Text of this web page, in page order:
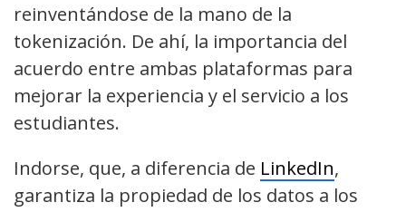
reinventándose de la mano de la
tokenización. De ahí, la importancia del
acuerdo entre ambas plataformas para
mejorar la experiencia y el servicio a los
estudiantes.
Indorse, que, a diferencia de LinkedIn,
garantiza la propiedad de los datos a los